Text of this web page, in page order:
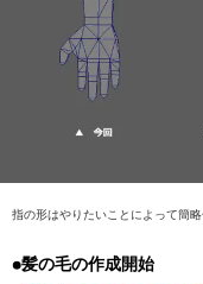
指の形はやりたいことによって簡
●髪の毛の作成開始